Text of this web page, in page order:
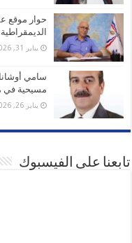
حوار موقع
الديمقراطية
يناير 31, 2026
سامي
مسيحية في
يناير 26, 2026
تابعنا على الفيسبوك